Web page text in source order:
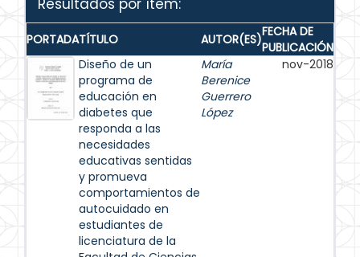
Resultados por ítem:
PORTADATÍTULO AUTOR(ES)FECHA DE
PUBLICACIÓN
Diseño de un
programa de
educación en
diabetes que
responda a las
necesidades
educativas sentidas
y promueva
comportamientos de
autocuidado en
estudiantes de
licenciatura de la
María
Berenice
Guerrero
López
nov-2018